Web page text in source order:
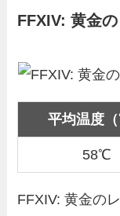
FFXIV: 黄金
平均温度（
58℃
FFXIV: 黄金の